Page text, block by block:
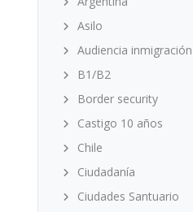
Asilo
Audiencia inmigración
B1/B2
Border security
Castigo 10 años
Chile
Ciudadanía
Ciudades Santuario